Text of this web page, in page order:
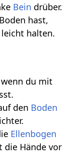
Bein drüber.
hast,
leicht halten.
du mit
den Boden
Ellenbogen
die Hände vor